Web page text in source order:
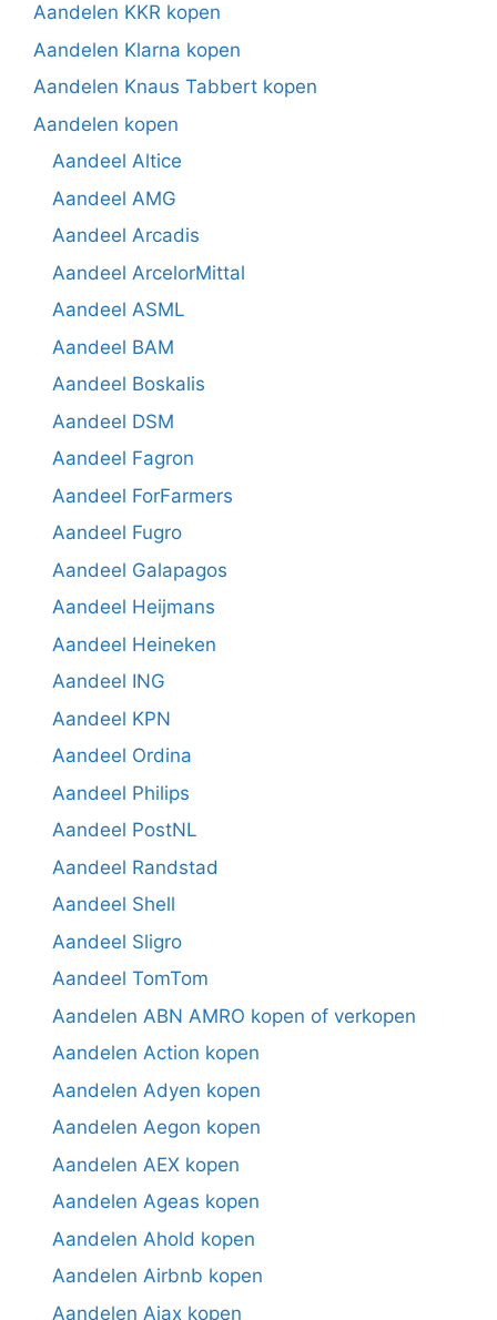
Aandelen KKR kopen
Aandelen Klarna kopen
Aandelen Knaus Tabbert kopen
Aandelen kopen
Aandeel Altice
Aandeel AMG
Aandeel Arcadis
Aandeel ArcelorMittal
Aandeel ASML
Aandeel BAM
Aandeel Boskalis
Aandeel DSM
Aandeel Fagron
Aandeel ForFarmers
Aandeel Fugro
Aandeel Galapagos
Aandeel Heijmans
Aandeel Heineken
Aandeel ING
Aandeel KPN
Aandeel Ordina
Aandeel Philips
Aandeel PostNL
Aandeel Randstad
Aandeel Shell
Aandeel Sligro
Aandeel TomTom
Aandelen ABN AMRO kopen of verkopen
Aandelen Action kopen
Aandelen Adyen kopen
Aandelen Aegon kopen
Aandelen AEX kopen
Aandelen Ageas kopen
Aandelen Ahold kopen
Aandelen Airbnb kopen
Aandelen Ajax kopen